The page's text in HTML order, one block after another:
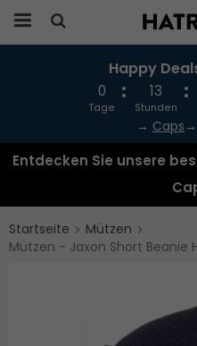
Das Produkt
Happy
0
Tage
13
Stunden
→ Caps →
Entdecken Sie unsere
Startseite
Mützen
Mützen - Jaxon Short Beanie